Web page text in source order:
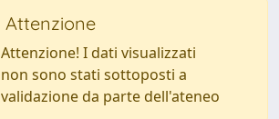
Attenzione
Attenzione! I dati visualizzati
non sono stati sottoposti a
validazione da parte dell'ateneo